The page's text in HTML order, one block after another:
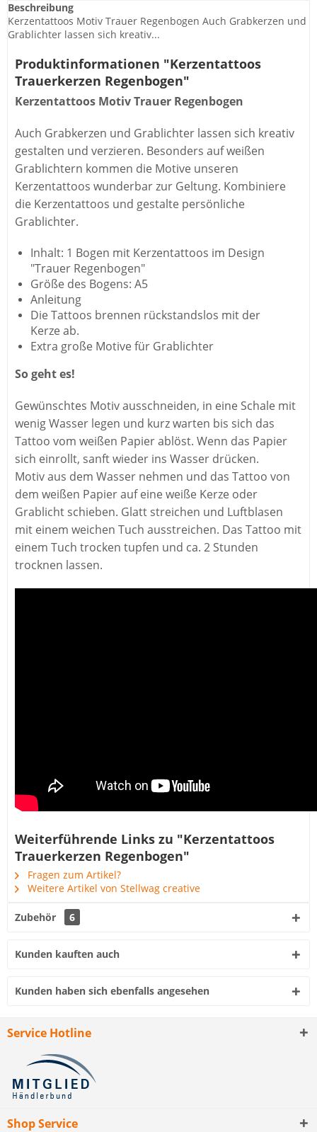
Beschreibung
Kerzentattoos Motiv Trauer Regenbogen Auch Grabkerzen und
Grablichter lassen sich kreativ...
Produktinformationen "Kerzentattoos
Trauerkerzen Regenbogen"
Kerzentattoos Motiv Trauer Regenbogen
Auch Grabkerzen und Grablichter lassen sich kreativ
gestalten und verzieren. Besonders auf weißen
Grablichtern kommen die Motive unseren
Kerzentattoos wunderbar zur Geltung. Kombiniere
die Kerzentattoos und gestalte persönliche
Grablichter.
Inhalt: 1 Bogen mit Kerzentattoos im Design
"Trauer Regenbogen"
Größe des Bogens: A5
Anleitung
Die Tattoos brennen rückstandslos mit der
Kerze ab.
Extra große Motive für Grablichter
So geht es!
Gewünschtes Motiv ausschneiden, in eine Schale mit
wenig Wasser legen und kurz warten bis sich das
Tattoo vom weißen Papier ablöst. Wenn das Papier
sich einrollt, sanft wieder ins Wasser drücken.
Motiv aus dem Wasser nehmen und das Tattoo von
dem weißen Papier auf eine weiße Kerze oder
Grablicht schieben. Glatt streichen und Luftblasen
mit einem weichen Tuch ausstreichen. Das Tattoo mit
einem Tuch trocken tupfen und ca. 2 Stunden
trocknen lassen.
Weiterführende Links zu "Kerzentattoos
Trauerkerzen Regenbogen"
Fragen zum Artikel?
Weitere Artikel von Stellwag creative
Zubehör 6
Kunden kauften auch
Kunden haben sich ebenfalls angesehen
Service Hotline
Shop Service